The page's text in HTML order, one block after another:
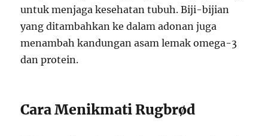
untuk menjaga kesehatan tubuh. Biji-bijian
yang ditambahkan ke dalam adonan juga
menambah kandungan asam lemak omega-3
dan protein.
Cara Menikmati Rugbrød